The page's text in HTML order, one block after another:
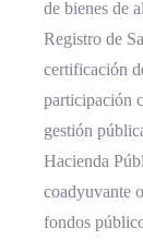
de bienes de
Registro de
certificación
participación
gestión
Hacienda
coadyuvante
fondos